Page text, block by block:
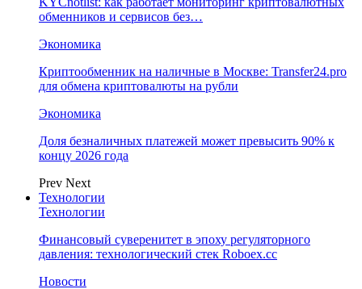
обменников и сервисов без…
Экономика
Криптообменник на наличные в Москве: Transfer24.pro
для обмена криптовалюты на рубли
Экономика
Доля безналичных платежей может превысить 90% к
концу 2026 года
Prev Next
Технологии
Технологии
Финансовый суверенитет в эпоху регуляторного
давления: технологический стек Roboex.cc
Новости